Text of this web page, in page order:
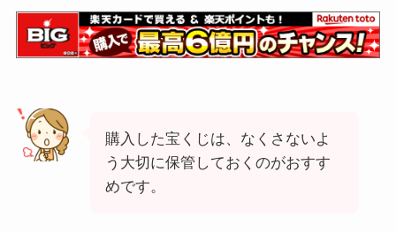
購入した宝くじは、なくさないよ
う大切に保管しておくのがおすす
めです。